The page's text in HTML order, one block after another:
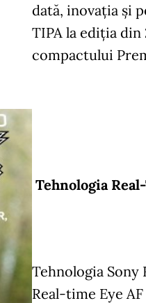
dată, inovația și
TIPA la ediția din
compactului
Tehnologia
Tehnologia
Real-time Eye